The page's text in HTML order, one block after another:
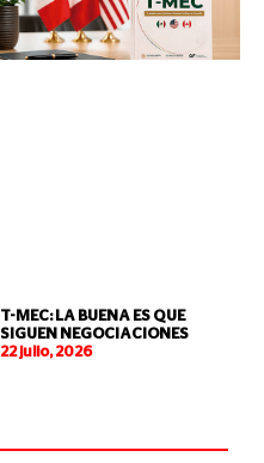
T-MEC: LA BUENA ES QUE
SIGUEN NEGOCIACIONES
22 julio, 2026